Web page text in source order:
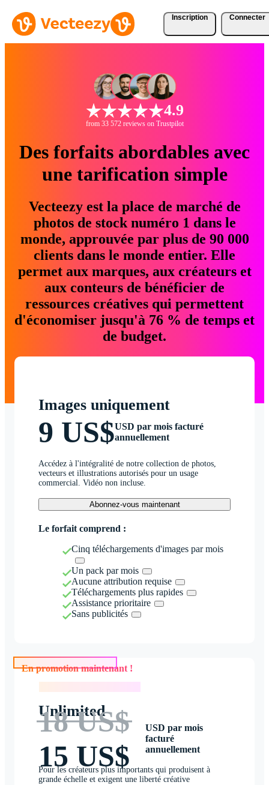
Inscription Connecter
4.9
from 33 572 reviews on Trustpilot
Des forfaits abordables avec
une tarification simple
Vecteezy est la place de marché de
photos de stock numéro 1 dans le
monde, approuvée par plus de 90 000
clients dans le monde entier. Elle
permet aux marques, aux créateurs et
aux conteurs de bénéficier de
ressources créatives qui permettent
d'économiser jusqu'à 76 % de temps et
de budget.
Images uniquement
9 US$USD par mois facturé
annuellement
Accédez à l'intégralité de notre collection de photos,
vecteurs et illustrations autorisés pour un usage
commercial. Vidéo non incluse.
Abonnez-vous maintenant
Le forfait comprend :
Cinq téléchargements d'images par mois
Un pack par mois
Aucune attribution requise
Téléchargements plus rapides
Assistance prioritaire
Sans publicités
En promotion maintenant !
Unlimited
18 US$
15 US$
USD par mois
facturé
annuellement
Pour les créateurs plus importants qui produisent à
grande échelle et exigent une liberté créative